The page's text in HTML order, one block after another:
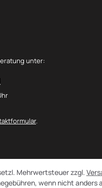
unter:
.
Mehrwertsteuer zzgl.
wenn nicht anders